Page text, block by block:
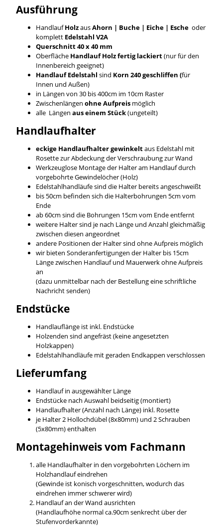
Ausführung
HandlaufHolzausAhorn | Buche | Eiche | Esche oder
komplett Edelstahl V2A
Querschnitt 40 x 40 mm
Oberfläche Handlauf Holz fertig lackiert(nur für den
Innenbereich geeignet)
Handlauf Edelstahl sind Korn 240 geschliffen (für
Innen und Außen)
in Längen von 30 bis 400cm im 10cm Raster
Zwischenlängen ohne Aufpreis möglich
alle Längen aus einem Stück(ungeteilt)
Handlaufhalter
eckige Handlaufhalter gewinkeltaus Edelstahl mit
Rosette zur Abdeckung der Verschraubung zur Wand
Werkzeuglose Montage der Halter am Handlauf durch
vorgebohrte Gewindelöcher (Holz)
Edelstahlhandläufe sind die Halter bereits angeschweißt
bis 50cm befinden sich die Halterbohrungen 5cm vom
Ende
ab 60cm sind die Bohrungen 15cm vom Ende entfernt
weitere Halter sind je nach Länge und Anzahl gleichmäßig
zwischen diesen angeordnet
andere Positionen der Halter sind ohne Aufpreis möglich
wir bieten Sonderanfertigungen der Halter bis 15cm
Länge zwischen Handlauf und Mauerwerk ohne Aufpreis
an
(dazu unmittelbar nach der Bestellung eine schriftliche
Nachricht senden)
Endstücke
Handlauflänge ist inkl. Endstücke
Holzenden sind angefräst (keine angesetzten
Holzkappen)
Edelstahlhandläufe mit geraden Endkappen verschlossen
Lieferumfang
Handlauf in ausgewählter Länge
Endstücke nach Auswahl beidseitig (montiert)
Handlaufhalter (Anzahl nach Länge) inkl. Rosette
je Halter 2 Hollochdübel (8x80mm) und 2 Schrauben
(5x80mm) enthalten
Montagehinweis vom Fachmann
alle Handlaufhalter in den vorgebohrten Löchern im
Holzhandlauf eindrehen
(Gewinde ist konisch vorgeschnitten, wodurch das
eindrehen immer schwerer wird)
Handlauf an der Wand ausrichten
(Handlaufhöhe normal ca.90cm senkrecht über der
Stufenvorderkannte)